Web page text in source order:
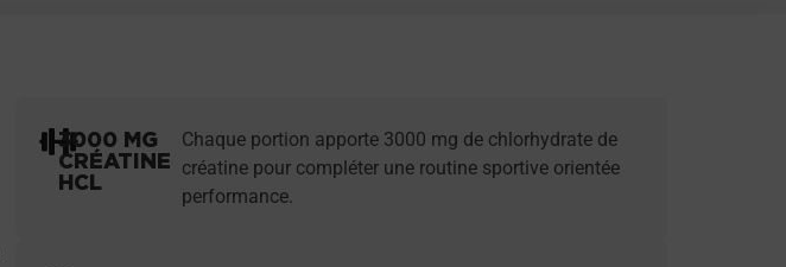
3000 MG
CRÉATINE
HCL
Chaque portion apporte 3000 mg de chlorhydrate de
créatine pour compléter une routine sportive orientée
performance.